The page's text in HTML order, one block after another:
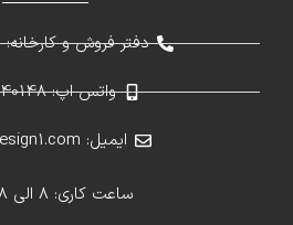
دفتر فروش و کارخانه: 02691301060
واتس اپ: 09924040148
ایمیل: info@zdesign1.com
ساعت کاری: 8 الی 18 عصر